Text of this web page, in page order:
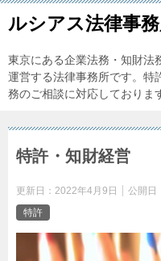
ルシアス法律事
東京にある企業法務・知財法
運営する法律事務所です。特
務のご相談に対応しておりま
特許・知財経営
更新日： 2022年4月9日 公開日
特許